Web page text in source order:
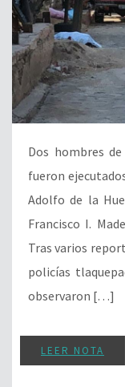
Dos hombres
fueron
Adolfo de la
Francisco I.
Tras varios
policías
observaron […]
LEER NOTA